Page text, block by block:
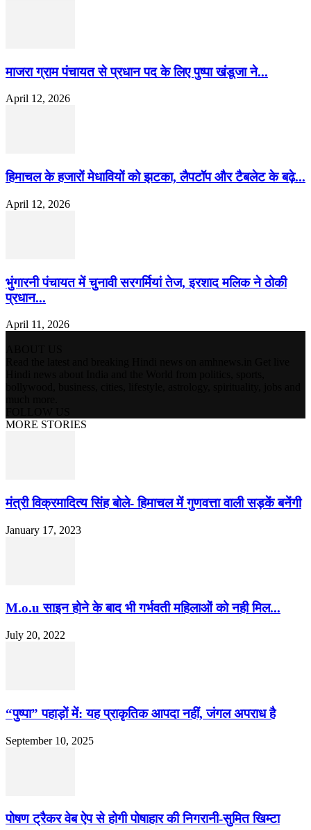
माजरा ग्राम पंचायत से प्रधान पद के लिए पुष्पा खंडूजा ने...
April 12, 2026
हिमाचल के हजारों मेधावियों को झटका, लैपटॉप और टैबलेट के बढ़े...
April 12, 2026
भुंगारनी पंचायत में चुनावी सरगर्मियां तेज, इरशाद मलिक ने ठोकी
प्रधान...
April 11, 2026
MORE STORIES
मंत्री विक्रमादित्य सिंह बोले- हिमाचल में गुणवत्ता वाली सड़कें बनेंगी
January 17, 2023
M.o.u साइन होने के बाद भी गर्भवती महिलाओं को नही मिल...
July 20, 2022
“पुष्पा” पहाड़ों में: यह प्राकृतिक आपदा नहीं, जंगल अपराध है
September 10, 2025
पोषण ट्रैकर वेब ऐप से होगी पोषाहार की निगरानी-सुमित खिम्टा